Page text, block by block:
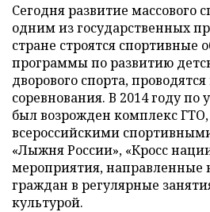
Сегодня развитие массового
одним из государственных
стране строятся спортивные
программы по развитию
дворового спорта,
соревнования. В 2014 году по
был возрожден комплекс
всероссийскими
«Лыжня России», «Кросс
мероприятия, направленные
граждан в регулярные
культурой.